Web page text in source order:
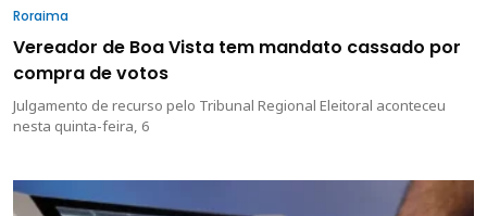
Roraima
Vereador de Boa Vista tem mandato cassado por
compra de votos
Julgamento de recurso pelo Tribunal Regional Eleitoral aconteceu
nesta quinta-feira, 6